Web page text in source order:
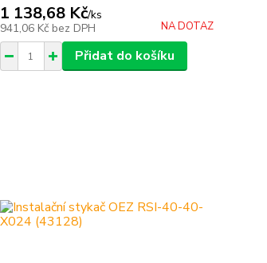
1 138,68 Kč/ks
941,06 Kč bez DPH NA DOTAZ
Přidat do košíku